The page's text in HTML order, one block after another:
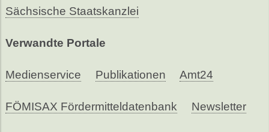
Sächsische Staatskanzlei
Verwandte Portale
Medienservice Publikationen Amt24
FÖMISAX Fördermitteldatenbank Newsletter